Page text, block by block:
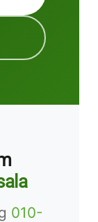
010-